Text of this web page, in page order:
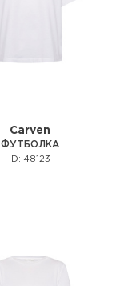
Carven
ФУТБОЛКА
ID: 48123